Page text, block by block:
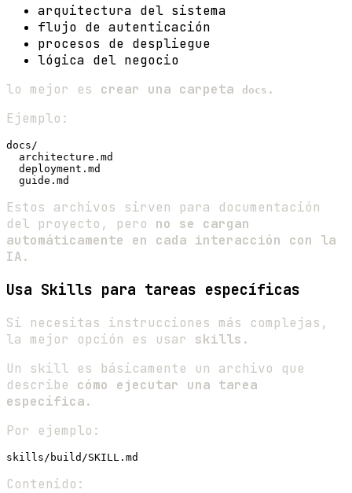
arquitectura del sistema
flujo de autenticación
procesos de despliegue
lógica del negocio
lo mejor es crear una carpeta docs .
Ejemplo:
docs/
  architecture.md
  deployment.md
Estos archivos sirven para documentación
del proyecto, pero no se cargan
automáticamente en cada interacción con la
IA.
Usa Skills para tareas específicas
Si necesitas instrucciones más complejas,
la mejor opción es usar skills .
Un skill es básicamente un archivo que
describe cómo ejecutar una tarea
específica.
Por ejemplo:
Contenido: